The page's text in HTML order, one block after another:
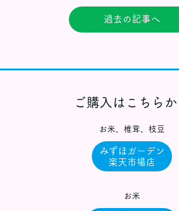
過去の記事へ
ご購入はこちらか
お米、椎茸、枝豆
みずほガーデン
楽天市場店
お米